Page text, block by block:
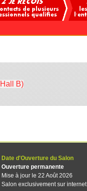
B)
Date d'Ouverture du Salon
Ouverture permanente
Mise à jour le 22 Août 2026
Salon exclusivement sur internet